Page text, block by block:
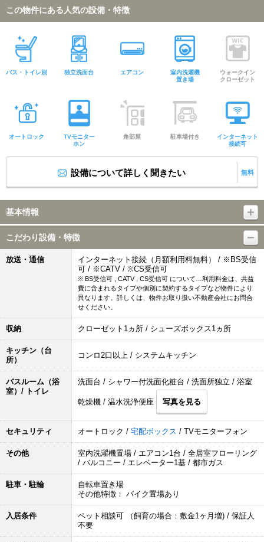
この物件にある人気の設備・特徴
バス・トイレ別 独立洗面台 エアコン
室内洗濯機
置き場
ウォークイン
クローゼット
オートロック
TVモニター
ホン
角部屋 駐車場付き
インターネット
接続可
設備について詳しく聞きたい 無料
基本情報
こだわり設備・特徴
放送・通信
インターネット接続（月額利用料無料） / ※BS受信
可 / ※CATV / ※CS受信可
※ BS受信可 , CATV , CS受信可 について…利用料金は、共益
費に含まれるタイプや個別に契約するタイプなど物件により
異なります。詳しくは、物件お取り扱い不動産会社にお問合
せください。
収納 クローゼット1ヵ所 / シューズボックス1ヵ所
キッチン（台
所）
コンロ2口以上 / システムキッチン
バスルーム（浴
室）/ トイレ
洗面台 / シャワー付洗面化粧台 / 洗面所独立 / 浴室
乾燥機 / 温水洗浄便座 写真を見る
セキュリティ オートロック / 宅配ボックス / TVモニターフォン
その他
室内洗濯機置場 / エアコン1台 / 全居室フローリング
/ バルコニー / エレベーター1基 / 都市ガス
駐車・駐輪
自転車置き場
その他特徴： バイク置場あり
入居条件
ペット相談可 （飼育の場合：敷金1ヶ月増) / 保証人
不要